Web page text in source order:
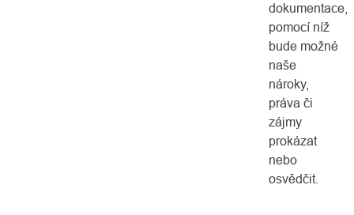
dokumentace,
pomocí níž
bude možné
naše
nároky,
práva či
zájmy
prokázat
nebo
osvědčit.